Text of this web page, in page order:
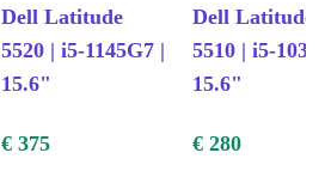
Dell Latitude
5520 | i5-1145G7 |
15.6"
Dell Latitude
5510 | i5-
15.6"
€ 375 € 280